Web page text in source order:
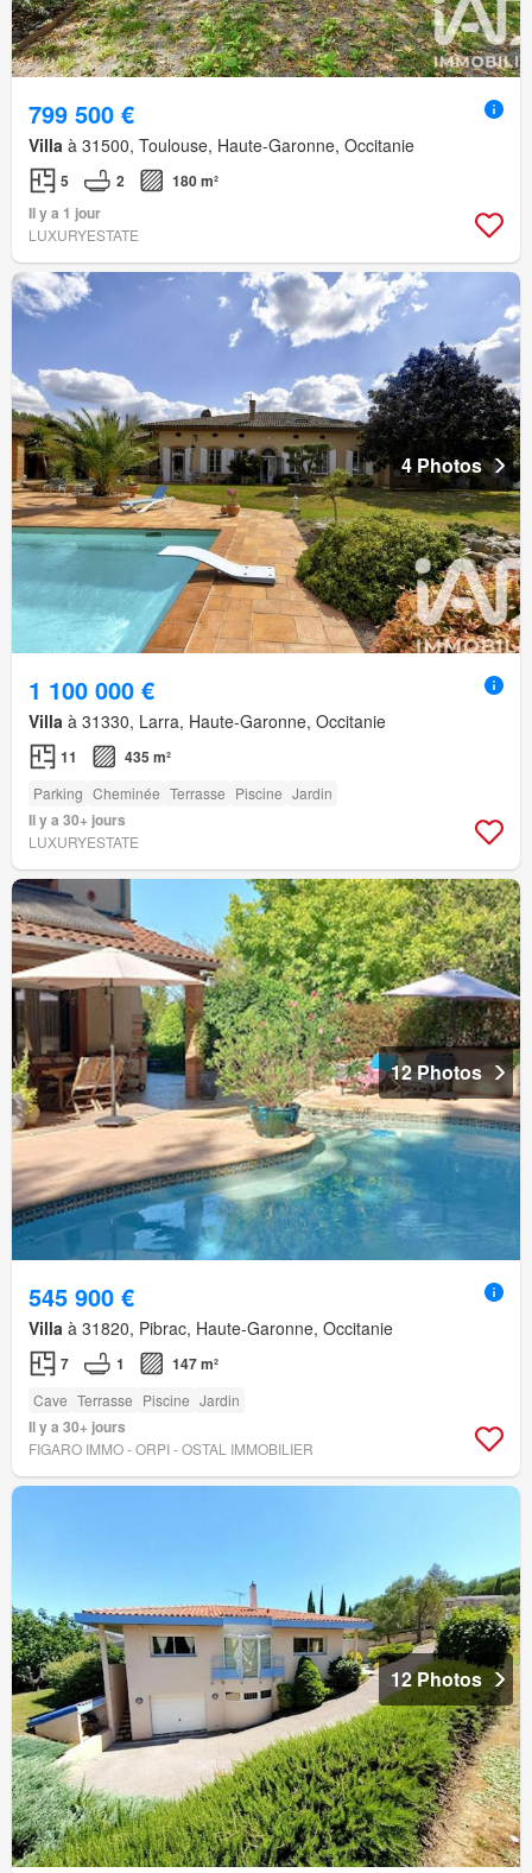
799 500 €
Villa à 31500, Toulouse, Haute-Garonne, Occitanie
5 2
180 m²
Il y a 1 jour
LUXURYESTATE
4 Photos
1 100 000 €
Villa à 31330, Larra, Haute-Garonne, Occitanie
11 435 m²
Parking Cheminée Terrasse Piscine Jardin
Il y a 30+ jours
LUXURYESTATE
12 Photos
545 900 €
Villa à 31820, Pibrac, Haute-Garonne, Occitanie
7 1 147 m²
Cave Terrasse Piscine Jardin
Il y a 30+ jours
FIGARO IMMO - ORPI - OSTAL IMMOBILIER
12 Photos